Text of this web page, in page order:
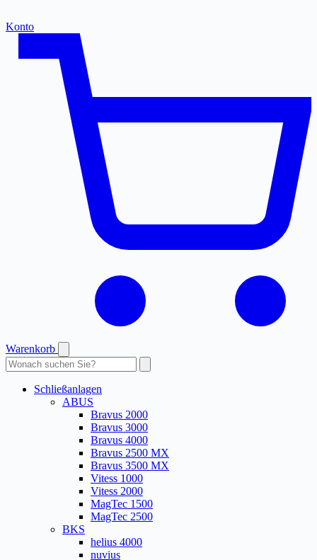
Konto
Warenkorb
Produkte
durchsuchen
Schließanlagen
ABUS
Bravus 2000
Bravus 3000
Bravus 4000
Bravus 2500 MX
Bravus 3500 MX
Vitess 1000
Vitess 2000
MagTec 1500
MagTec 2500
BKS
helius 4000
nuvius